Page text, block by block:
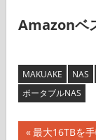
Amazonベ
MAKUAKE NAS
ポータブルNAS
投前
最大16TBを